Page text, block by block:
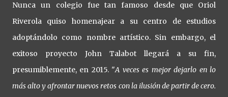
Nunca un colegio fue tan famoso desde que Oriol
Riverola quiso homenajear a su centro de estudios
adoptándolo como nombre artístico. Sin embargo, el
exitoso proyecto John Talabot llegará a su fin,
presumiblemente, en 2015. "A veces es mejor dejarlo en lo
más alto y afrontar nuevos retos con la ilusión de partir de cero.